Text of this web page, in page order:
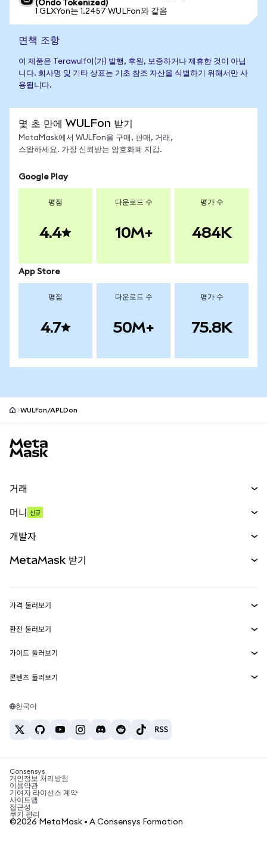
(Ondo Tokenized)
1 GLXYon는 1.2457 WULFon와 같음
면책 조항
이 제품은 Terawulf이(가) 발행, 후원, 보증하거나 제휴한 것이 아닙
니다. 회사명 및 기타 상표는 기초 참조 자산을 식별하기 위해서만 사
용됩니다.
몇 초 만에 WULFon 받기
MetaMask에서 WULFon을 구매, 판매, 거래,
스왑하세요. 가장 신뢰받는 암호화폐 지갑.
Google Play
평점
4.4
다운로드 수
10M+
평가 수
484K
App Store
평점
4.7
다운로드 수
50M+
평가 수
75.8K
WULFon/APLDon
거래
무기한 선물
실물자산
머니 신규
개발자
MetaMask Connect
Snaps
웹3 서비스
MetaMask 받기
보안
고객 지원
채용
가격 둘러보기
이더리움 가격
솔라나 가격
테더 가격
환전 둘러보기
ETH를 USD로 환전
USDT를 INR로 환전
BTC를 INR로 환전
ETH를 USDT로 환전
가이드 둘러보기
ETH 매수
USDT 매수
SHIB 매수
BNB 매수
콘텐츠 둘러보기
솔라나 지갑
암호화폐 세금 뉴스
암호화폐 매수 방법
비트코인 매도 방법
한국어
Consensys
개인정보 처리방침
이용약관
기여자 라이선스 계약
사이트맵
접근성
쿠키 관리
©2026 MetaMask • A Consensys Formation